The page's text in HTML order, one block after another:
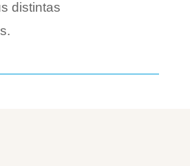
distintas